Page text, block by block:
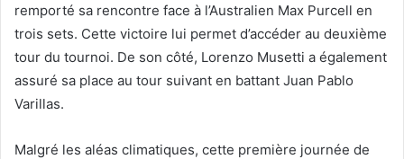
remporté sa rencontre face à l’Australien Max Purcell en
trois sets. Cette victoire lui permet d’accéder au deuxième
tour du tournoi. De son côté, Lorenzo Musetti a également
assuré sa place au tour suivant en battant Juan Pablo
Varillas.
Malgré les aléas climatiques, cette première journée de